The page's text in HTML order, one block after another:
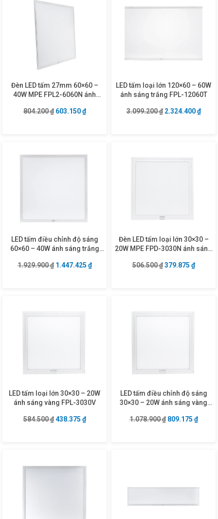
Đèn LED tấm 27mm 60×60 –
40W MPE FPL2-6060N ánh
804.200₫ Giá gốc là: 804.200 ₫.
603.150₫Giá hiện tại là: 603.150 ₫.
LED tấm loại lớn 120×60 – 60W
ánh sáng trắng FPL-12060T
3.099.200₫ Giá gốc là:
2.324.400₫Giá
LED tấm điều chỉnh độ sáng
60×60 – 40W ánh sáng trắng
1.929.900₫ Giá gốc là: 1.929.900 ₫.
1.447.425 ₫Giá hiện tại là: 1.447.425 ₫.
Đèn LED tấm loại lớn 30×30 –
20W MPE FPD-3030N ánh sáng
506.500₫ Giá gốc là:
379.875 ₫Giá
LED tấm loại lớn 30×30 – 20W
ánh sáng vàng FPL-3030V
584.500₫ Giá gốc là: 584.500 ₫.
438.375 ₫Giá hiện tại là: 438.375 ₫.
LED tấm điều chỉnh độ sáng
30×30 – 20W ánh sáng vàng
1.078.900₫ Giá gốc là:
809.175 ₫Giá